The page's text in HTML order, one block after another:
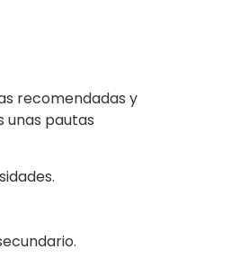
recomendadas y
unas pautas